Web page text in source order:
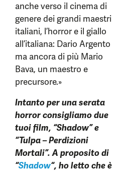
anche verso il cinema di
genere dei grandi maestri
italiani, l’horror e il giallo
all’italiana: Dario Argento
ma ancora di più Mario
Bava, un maestro e
precursore.»
Intanto per una serata
horror consigliamo due
tuoi film, “Shadow” e
“Tulpa – Perdizioni
Mortali”. A proposito di
“Shadow“, ho letto che è